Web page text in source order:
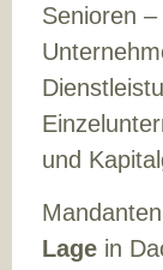
Senioren
und
Lage in